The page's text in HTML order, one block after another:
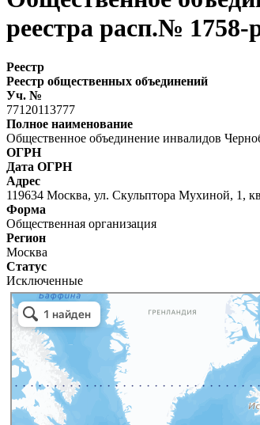
реестра расп.№ 1758-
Реестр
Реестр общественных объединений
Уч. №
77120113777
Полное наименование
Общественное объединение инвалидов
ОГРН
Дата ОГРН
Адрес
119634 Москва, ул. Скульптора Мухиной, 1,
Форма
Общественная организация
Регион
Москва
Статус
Исключенные